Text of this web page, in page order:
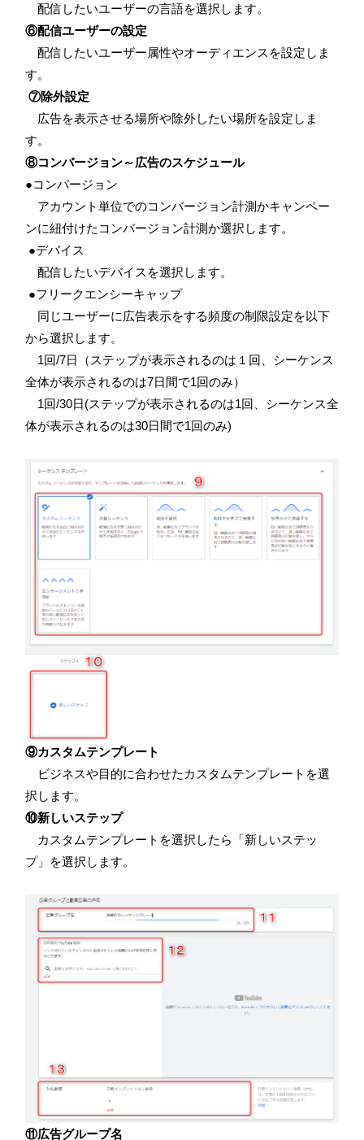
配信したいユーザーの言語を選択します。
⑥配信ユーザーの設定
配信したいユーザー属性やオーディエンスを設定しま
す。
⑦除外設定
広告を表示させる場所や除外したい場所を設定しま
す。
⑧コンバージョン～広告のスケジュール
●コンバージョン
アカウント単位でのコンバージョン計測かキャンペー
ンに紐付けたコンバージョン計測か選択します。
●デバイス
配信したいデバイスを選択します。
●フリークエンシーキャップ
同じユーザーに広告表示をする頻度の制限設定を以下
から選択します。
1回/7日（ステップが表示されるのは１回、シーケンス
全体が表示されるのは7日間で1回のみ）
1回/30日(ステップが表示されるのは1回、シーケンス全
体が表示されるのは30日間で1回のみ)
⑨カスタムテンプレート
ビジネスや目的に合わせたカスタムテンプレートを選
択します。
⑩新しいステップ
カスタムテンプレートを選択したら「新しいステッ
プ」を選択します。
⑪広告グループ名